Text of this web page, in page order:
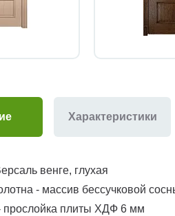
Характеристики
венге, глухая
- массив бессучковой
прослойка плиты ХДФ 6 мм